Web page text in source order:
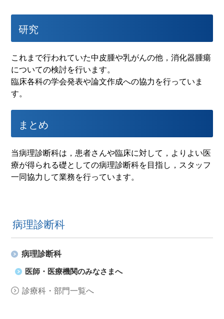
研究
これまで行われていた中皮腫や乳がんの他，消化器腫瘍
についての検討を行います。
臨床各科の学会発表や論文作成への協力を行っていま
す。
まとめ
当病理診断科は，患者さんや臨床に対して，よりよい医
療が得られる礎としての病理診断科を目指し，スタッフ
一同協力して業務を行っています。
病理診断科
病理診断科
医師・医療機関のみなさまへ
診療科・部門一覧へ